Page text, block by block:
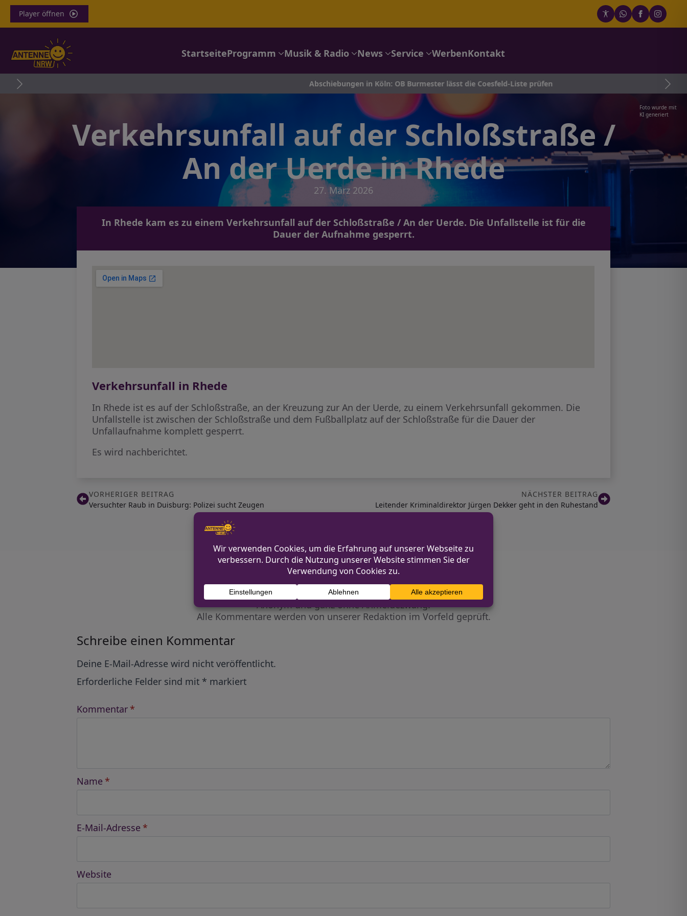
Player öffnen
StartseiteProgramm Musik & Radio News Service WerbenKontakt
Abschiebungen in Köln: OB Burmester lässt die Coesfeld-Liste prüfen
Foto wurde mit
KI generiert
Verkehrsunfall auf der Schloßstraße /
An der Uerde in Rhede
27. März 2026
In Rhede kam es zu einem Verkehrsunfall auf der Schloßstraße / An der Uerde. Die Unfallstelle ist für die
Dauer der Aufnahme gesperrt.
Verkehrsunfall in Rhede
In Rhede ist es auf der Schloßstraße, an der Kreuzung zur An der Uerde, zu einem Verkehrsunfall gekommen. Die
Unfallstelle ist zwischen der Schloßstraße und dem Fußballplatz auf der Schloßstraße für die Dauer der
Unfallaufnahme komplett gesperrt.
Es wird nachberichtet.
VORHERIGER BEITRAG
Versuchter Raub in Duisburg: Polizei sucht Zeugen
NÄCHSTER BEITRAG
Leitender Kriminaldirektor Jürgen Dekker geht in den Ruhestand
Diskutiere mit!
Anonym und ganz ohne Anmeldezwang!
Alle Kommentare werden von unserer Redaktion im Vorfeld geprüft.
Schreibe einen Kommentar
Deine E-Mail-Adresse wird nicht veröffentlicht.
Erforderliche Felder sind mit * markiert
Kommentar *
Name *
E-Mail-Adresse *
Website